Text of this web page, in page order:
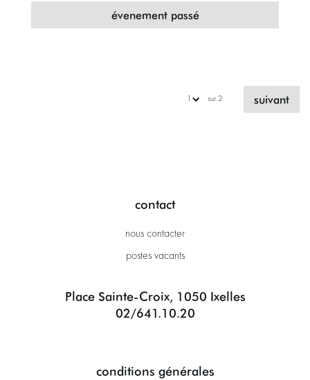
évenement passé
sur 2 suivant
contact
nous contacter
postes vacants
Place Sainte-Croix, 1050 Ixelles
02/641.10.20
conditions générales